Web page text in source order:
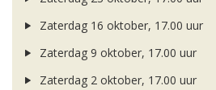
Zaterdag 16 oktober, 17.00 uur
Zaterdag 9 oktober, 17.00 uur
Zaterdag 2 oktober, 17.00 uur